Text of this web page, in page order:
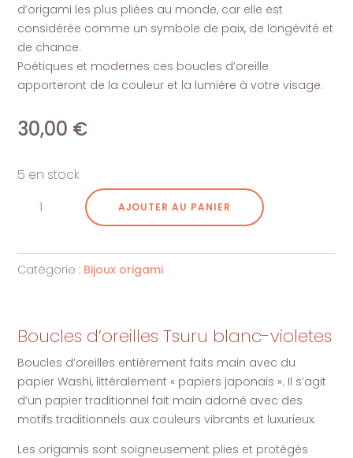
d’origami les plus pliées au monde, car elle est
considérée comme un symbole de paix, de longévité et
de chance.
Poétiques et modernes ces boucles d’oreille
apporteront de la couleur et la lumière à votre visage.
30,00 €
5 en stock
d'oreilles
violettes
AJOUTER AU PANIER
Catégorie : Bijoux origami
Boucles d’oreilles Tsuru blanc-violetes
Boucles d’oreilles entièrement faits main avec du
papier Washi, littéralement « papiers japonais ». Il s’agit
d’un papier traditionnel fait main adorné avec des
motifs traditionnels aux couleurs vibrants et luxurieux.
Les origamis sont soigneusement plies et protégés